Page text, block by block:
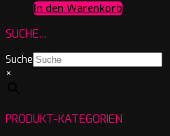
In den Warenkorb
SUCHE…
Suche
×
PRODUKT-KATEGORIEN